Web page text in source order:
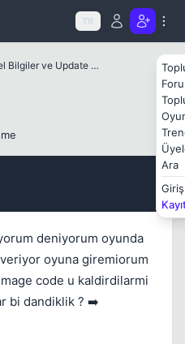
TR
Ara
Giriş
Silkroad Genel Bilgiler ve Update Bilgileri
deniyorum oyunda
oyuna giremiorum
code u kaldirdilarmi
bi dandiklik ? ➡️
Kapat
Kapat